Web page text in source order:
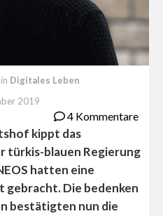
in Digitales Leben
2019
4 Kommentare
kippt das
türkis-blauen Regierung
hatten eine
gebracht. Die bedenken
bestätigten nun die